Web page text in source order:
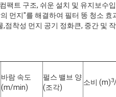
팩트 구조, 쉬운 설치 및 유지보수
먼지"를 해결하여 필터 똥 청소
착성 먼지 공기 정화큰, 중간 및
바람 속도
(m/min)
펄스 밸브 양
(조각)
소비 (m)3